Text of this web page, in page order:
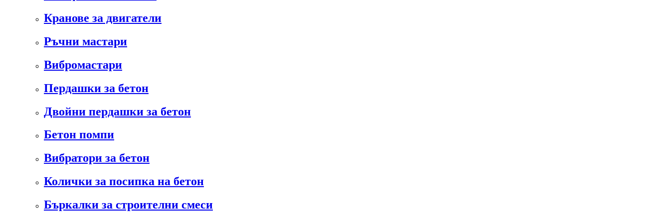
Кранове за двигатели
Ръчни мастари
Вибромастари
Пердашки за бетон
Двойни пердашки за бетон
Бетон помпи
Вибратори за бетон
Колички за посипка на бетон
Бъркалки за строителни смеси